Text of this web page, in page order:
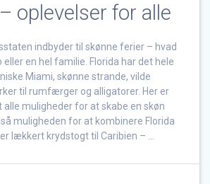
oplevelser for alle
indbyder til skønne ferier – hvad
eller en hel familie. Florida har det hele
Miami, skønne strande, vilde
til rumfærger og alligatorer. Her er
alle muligheder for at skabe en skøn
muligheden for at kombinere Florida
lækkert krydstogt til Caribien – …